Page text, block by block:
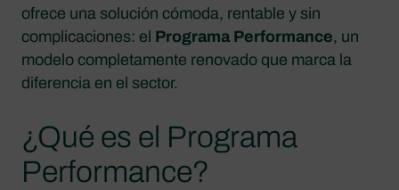
ofrece una solución cómoda, rentable y sin
complicaciones: el Programa Performance, un
modelo completamente renovado que marca la
diferencia en el sector.
¿Qué es el Programa
Performance?